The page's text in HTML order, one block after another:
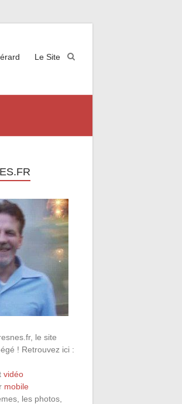
Le Site
le site
! Retrouvez ici :
vidéo
mobile
les photos,